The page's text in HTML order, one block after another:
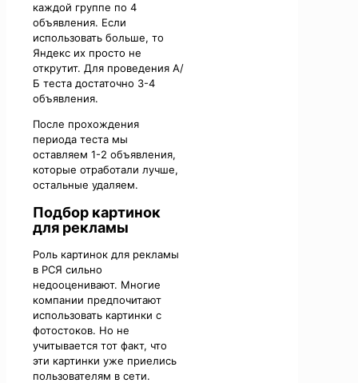
каждой группе по 4
объявления. Если
использовать больше, то
Яндекс их просто не
открутит. Для проведения А/
Б теста достаточно 3-4
объявления.
После прохождения
периода теста мы
оставляем 1-2 объявления,
которые отработали лучше,
остальные удаляем.
Подбор картинок
для рекламы
Роль картинок для рекламы
в РСЯ сильно
недооценивают. Многие
компании предпочитают
использовать картинки с
фотостоков. Но не
учитывается тот факт, что
эти картинки уже приелись
пользователям в сети.